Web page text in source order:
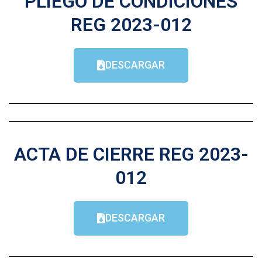
REG 2023-012
DESCARGAR
ACTA DE CIERRE REG 2023-
012
DESCARGAR